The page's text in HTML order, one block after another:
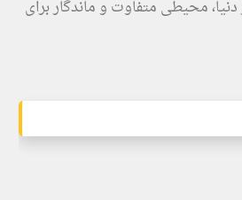
محیطی متفاوت و ماندگار برای